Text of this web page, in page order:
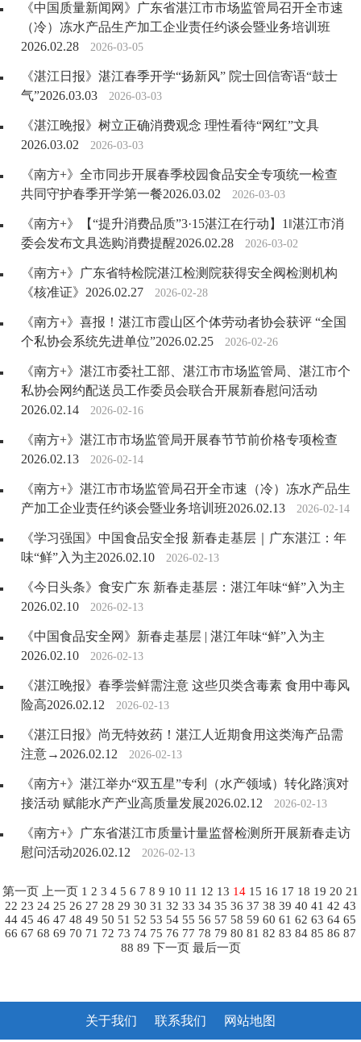
《中国质量新闻网》广东省湛江市市场监管局召开全市速
（冷）冻水产品生产加工企业责任约谈会暨业务培训班
2026.02.28
2026-03-05
《湛江日报》湛江春季开学“扬新风” 院士回信寄语“鼓士
气”2026.03.03
2026-03-03
《湛江晚报》树立正确消费观念 理性看待“网红”文具
2026.03.02
2026-03-03
《南方+》全市同步开展春季校园食品安全专项统一检查
共同守护春季开学第一餐2026.03.02
2026-03-03
《南方+》【“提升消费品质”3·15湛江在行动】1‖湛江市消
委会发布文具选购消费提醒2026.02.28
2026-03-02
《南方+》广东省特检院湛江检测院获得安全阀检测机构
《核准证》2026.02.27
2026-02-28
《南方+》喜报！湛江市霞山区个体劳动者协会获评 “全国
个私协会系统先进单位”2026.02.25
2026-02-26
《南方+》湛江市委社工部、湛江市市场监管局、湛江市个
私协会网约配送员工作委员会联合开展新春慰问活动
2026.02.14
2026-02-16
《南方+》湛江市市场监管局开展春节节前价格专项检查
2026.02.13
2026-02-14
《南方+》湛江市市场监管局召开全市速（冷）冻水产品生
产加工企业责任约谈会暨业务培训班2026.02.13
2026-02-14
《学习强国》中国食品安全报 新春走基层｜广东湛江：年
味“鲜”入为主2026.02.10
2026-02-13
《今日头条》食安广东 新春走基层：湛江年味“鲜”入为主
2026.02.10
2026-02-13
《中国食品安全网》新春走基层 | 湛江年味“鲜”入为主
2026.02.10
2026-02-13
《湛江晚报》春季尝鲜需注意 这些贝类含毒素 食用中毒风
险高2026.02.12
2026-02-13
《湛江日报》尚无特效药！湛江人近期食用这类海产品需
注意→2026.02.12
2026-02-13
《南方+》湛江举办“双五星”专利（水产领域）转化路演对
接活动 赋能水产产业高质量发展2026.02.12
2026-02-13
《南方+》广东省湛江市质量计量监督检测所开展新春走访
慰问活动2026.02.12
2026-02-13
第一页 上一页 1 2 3 4 5 6 7 8 9 10 11 12 13 14 15 16 17 18 19 20 21
22 23 24 25 26 27 28 29 30 31 32 33 34 35 36 37 38 39 40 41 42 43
44 45 46 47 48 49 50 51 52 53 54 55 56 57 58 59 60 61 62 63 64 65
66 67 68 69 70 71 72 73 74 75 76 77 78 79 80 81 82 83 84 85 86 87
88 89 下一页 最后一页
关于我们 联系我们 网站地图